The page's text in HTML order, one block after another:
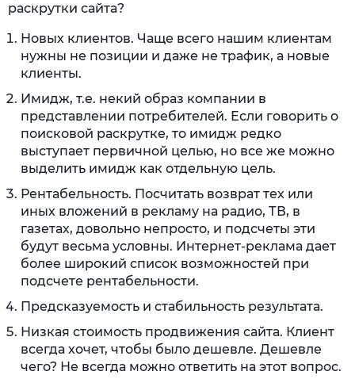
раскрутки сайта?
Новых клиентов. Чаще всего нашим клиентам
нужны не позиции и даже не трафик, а новые
клиенты.
Имидж, т.е. некий образ компании в
представлении потребителей. Если говорить о
поисковой раскрутке, то имидж редко
выступает первичной целью, но все же можно
выделить имидж как отдельную цель.
Рентабельность. Посчитать возврат тех или
иных вложений в рекламу на радио, ТВ, в
газетах, довольно непросто, и подсчеты эти
будут весьма условны. Интернет-реклама дает
более широкий список возможностей при
подсчете рентабельности.
Предсказуемость и стабильность результата.
Низкая стоимость продвижения сайта. Клиент
всегда хочет, чтобы было дешевле. Дешевле
чего? Не всегда можно ответить на этот вопрос.